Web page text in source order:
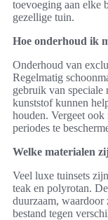
toevoeging aan elke
gezellige tuin.
Hoe onderhoud ik
Onderhoud van
Regelmatig
gebruik van speciale
kunststof kunnen
houden. Vergeet
periodes te
Welke materialen
Veel luxe tuinsets
teak en polyrotan.
duurzaam,
bestand tegen